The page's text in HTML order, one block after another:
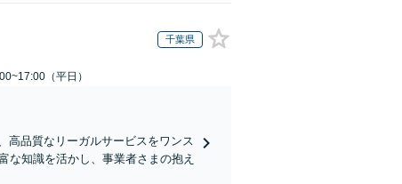
千葉県
（平日）
高品質なリーガルサービスをワンス
な知識を活かし、事業者さまの抱え